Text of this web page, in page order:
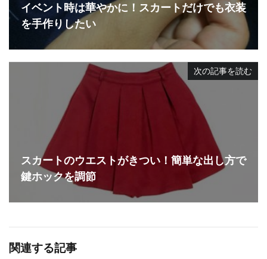
イベント時は華やかに！スカートだけでも衣装
を手作りしたい
次の記事を読む
スカートのウエストがきつい！簡単な出し方で
鍵ホックを調節
関連する記事